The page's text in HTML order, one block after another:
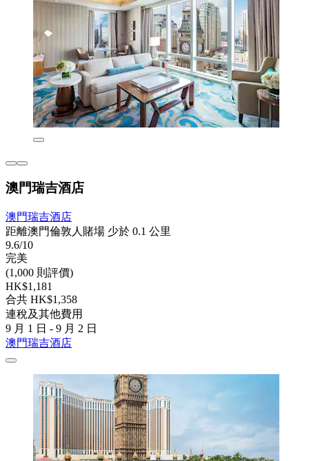
澳門瑞吉酒店
澳門瑞吉酒店
距離澳門倫敦人賭場 少於 0.1 公里
9.6/10
完美
(1,000 則評價)
HK$1,181
合共 HK$1,358
連稅及其他費用
9 月 1 日 - 9 月 2 日
澳門瑞吉酒店